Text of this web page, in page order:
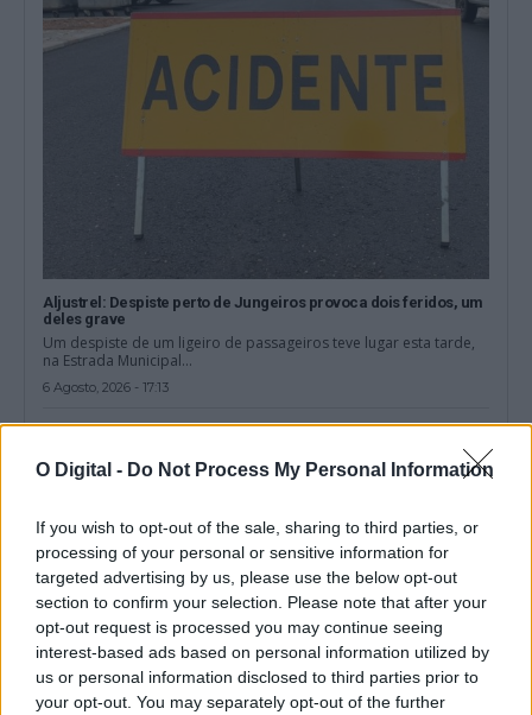
O Digital - Do Not Process My Personal Information
If you wish to opt-out of the sale, sharing to third parties, or
processing of your personal or sensitive information for
targeted advertising by us, please use the below opt-out
section to confirm your selection. Please note that after your
opt-out request is processed you may continue seeing
interest-based ads based on personal information utilized by
us or personal information disclosed to third parties prior to
your opt-out. You may separately opt-out of the further
Aljustrel: Despiste perto de Jungeiros provoca dois feridos, um
deles grave
Um despiste de um ligeiro de passageiros teve lugar esta tarde,
na Estrada Municipal...
6 Agosto, 2026 - 17:13